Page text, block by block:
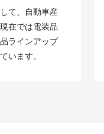
て、自動車産
在では電装品
ラインアップ
います。